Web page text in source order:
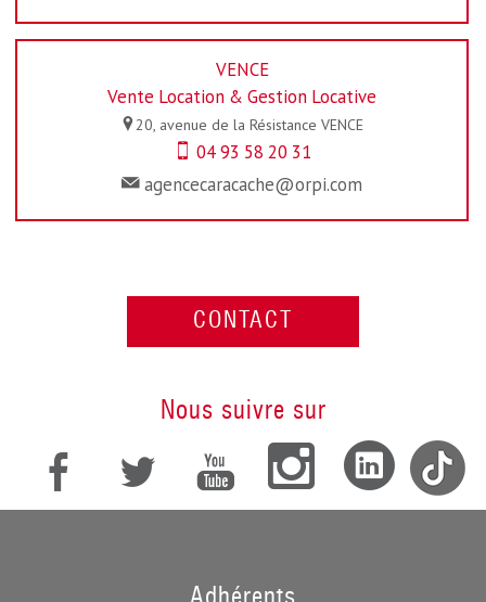
VENCE
Vente Location & Gestion Locative
20, avenue de la Résistance VENCE
04 93 58 20 31
agencecaracache@orpi.com
CONTACT
nous suivre sur